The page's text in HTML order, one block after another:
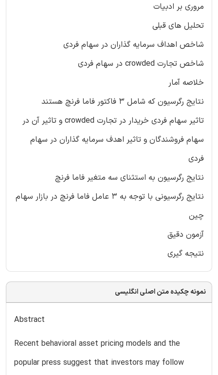
مروری بر ادبیات
تحلیل های قبلی
شاخص اهداف سرمایه گذاران در سهام فردی
شاخص تجارت crowded در سهام فردی
خلاصه آمار
نتایج رگرسیون که شامل 3 فاکتور فاما فرنچ هستند
تاثیر سهام فردی خریدار در تجارت crowded و تاثیر آن در
سهام فروشندگان و تاثیر اهدف سرمایه گذاران در سهام
فردی
نتایج رگرسیون به استثنای سه متغیر فاما فرنچ
نتایج رگرسیونی با توجه به 3 عامل فاما فرنچ در بازار سهام
چین
آزمون دقیق
نتیجه گیری
نمونه چکیده متن اصلی انگلیسی
Abstract
Recent behavioral asset pricing models and the
popular press suggest that investors may follow